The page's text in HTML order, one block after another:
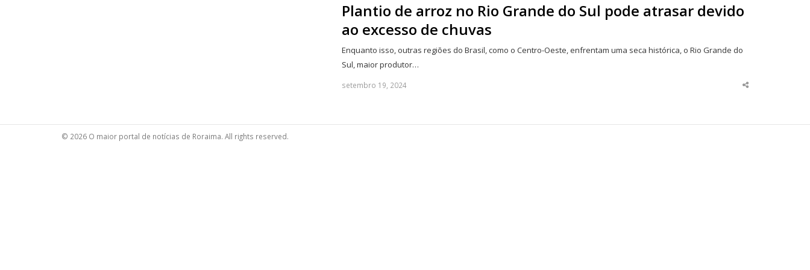
Plantio de arroz no Rio Grande do Sul pode atrasar devido
ao excesso de chuvas
Enquanto isso, outras regiões do Brasil, como o Centro-Oeste, enfrentam uma seca histórica, o Rio Grande do
Sul, maior produtor…
setembro 19, 2024
Share
© 2026 O maior portal de notícias de Roraima. All rights reserved.